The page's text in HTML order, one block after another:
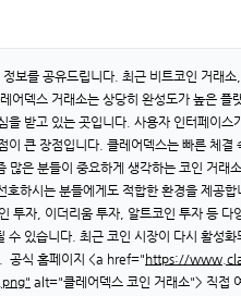
보를 공유드립니다. 최근 비트코인 거래
덱스 거래소는 상당히 완성도가 높은 플
받고 있는 곳입니다. 사용자 인터페이스
큰 장점입니다. 클레어덱스는 빠른 체결
은 분들이 중요하게 생각하는 코인 거래
하시는 분들에게도 적합한 환경을 제공
자, 이더리움 투자, 알트코인 투자 등 다
있습니다. 최근 코인 시장이 다시 활성
. 공식 홈페이지 <a href=" https://
alt="클레어덱스 코인 거래소"> 직접